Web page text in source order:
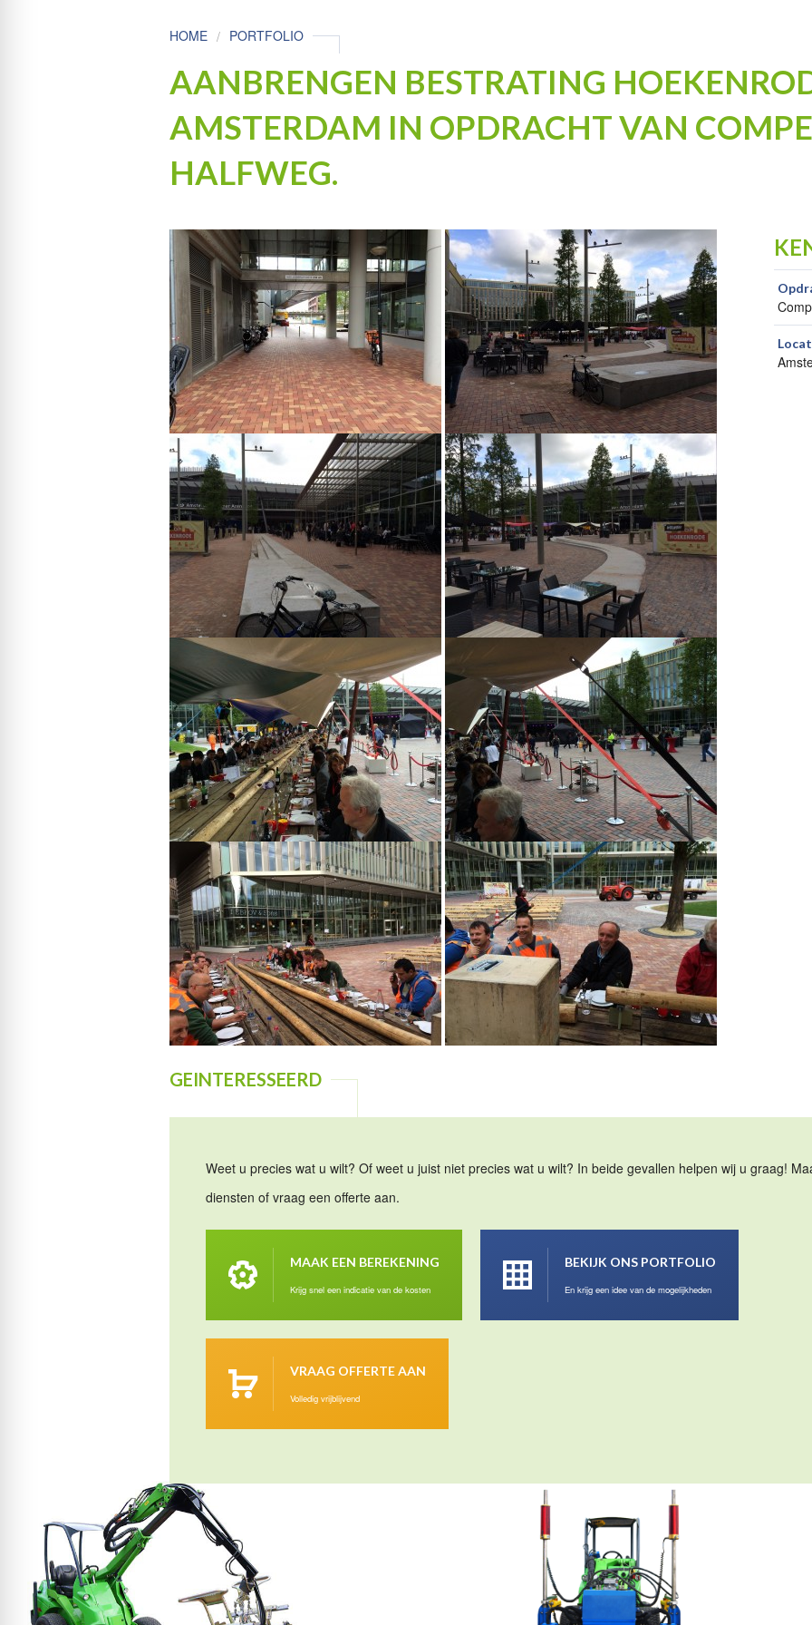
HOME PORTFOLIO
AANBRENGEN BESTRATING
AMSTERDAM IN OPDRACHT VAN
HALFWEG.
GEINTERESSEERD
Weet u precies wat u wilt? Of weet u juist niet precies wat u wilt? In beide gevallen helpen wij u graag!
diensten of vraag een offerte aan.
MAAK EEN BEREKENING
Krijg snel een indicatie van de kosten
BEKIJK ONS PORTFOLIO
En krijg een idee van de mogelijkheden
VRAAG OFFERTE AAN
Volledig vrijblijvend